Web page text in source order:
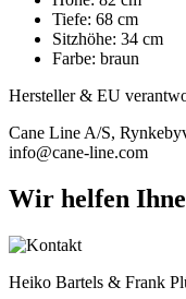
Tiefe: 68 cm
Sitzhöhe: 34 cm
Farbe: braun
Hersteller & EU
Cane Line A/S,
info@cane-line.com
Wir helfen
Heiko Bartels & Frank